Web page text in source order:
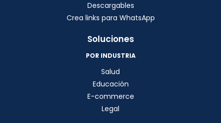
Descargables
Crea links para WhatsApp
Soluciones
POR INDUSTRIA
Salud
Educación
E-commerce
Legal